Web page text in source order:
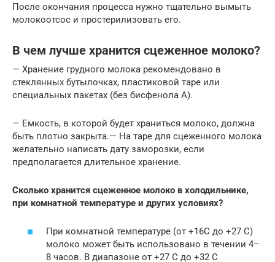
После окончания процесса нужно тщательно вымыть
молокоотсос и простерилизовать его.
В чем лучше хранится сцеженное молоко?
— Хранение грудного молока рекомендовано в
стеклянных бутылочках, пластиковой таре или
специальных пакетах (без бисфенола А).
— Емкость, в которой будет храниться молоко, должна
быть плотно закрыта.— На таре для сцеженного молока
желательно написать дату заморозки, если
предполагается длительное хранение.
Сколько хранится сцеженное молоко в холодильнике,
при комнатной температуре и других условиях?
При комнатной температуре (от +16С до +27 С)
молоко может быть использовано в течении 4–
8 часов. В диапазоне от +27 С до +32 С